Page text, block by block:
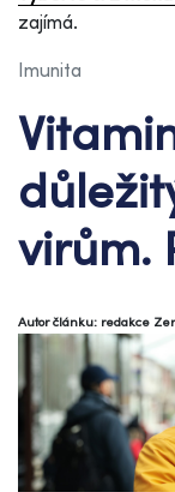
zajímá.
Imunita
virům.
Autor článku: redakce